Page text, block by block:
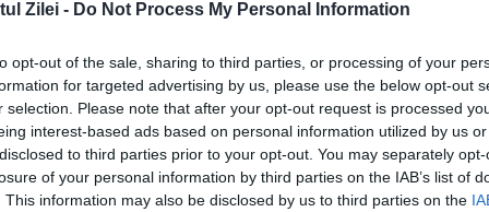
Zilei - Do Not Process My Personal Information
opt-out of the sale, sharing to third parties, or processing of your
for targeted advertising by us, please use the below opt-out
selection. Please note that after your opt-out request is processed
interest-based ads based on personal information utilized by us
to third parties prior to your opt-out. You may separately
of your personal information by third parties on the IAB’s list of
This information may also be disclosed by us to third parties on the
ideile anarhiste își făcuseră loc în rândurile
anarhismului, apropiat de stânga
în avangarda luptei pentru independență a